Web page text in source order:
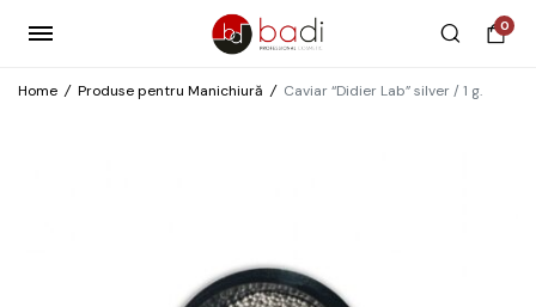
0
Home / Produse pentru Manichiură / Caviar “Didier Lab” silver / 1 g.